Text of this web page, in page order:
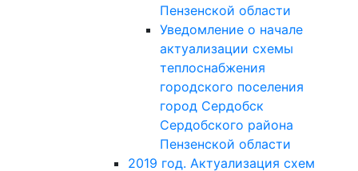
Пензенской области
Уведомление о начале
актуализации схемы
теплоснабжения
городского поселения
город Сердобск
Сердобского района
Пензенской области
2019 год. Актуализация схем